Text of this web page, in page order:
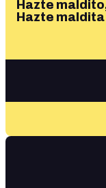
Hazte
Hazte maldita